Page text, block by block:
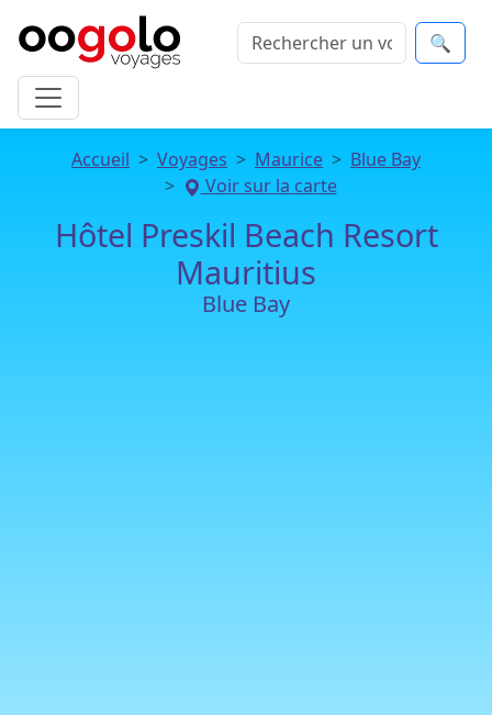
🔍
Accueil Voyages Maurice
Blue Bay
Voir sur la carte
Hôtel Preskil Beach Resort
Mauritius
Blue Bay